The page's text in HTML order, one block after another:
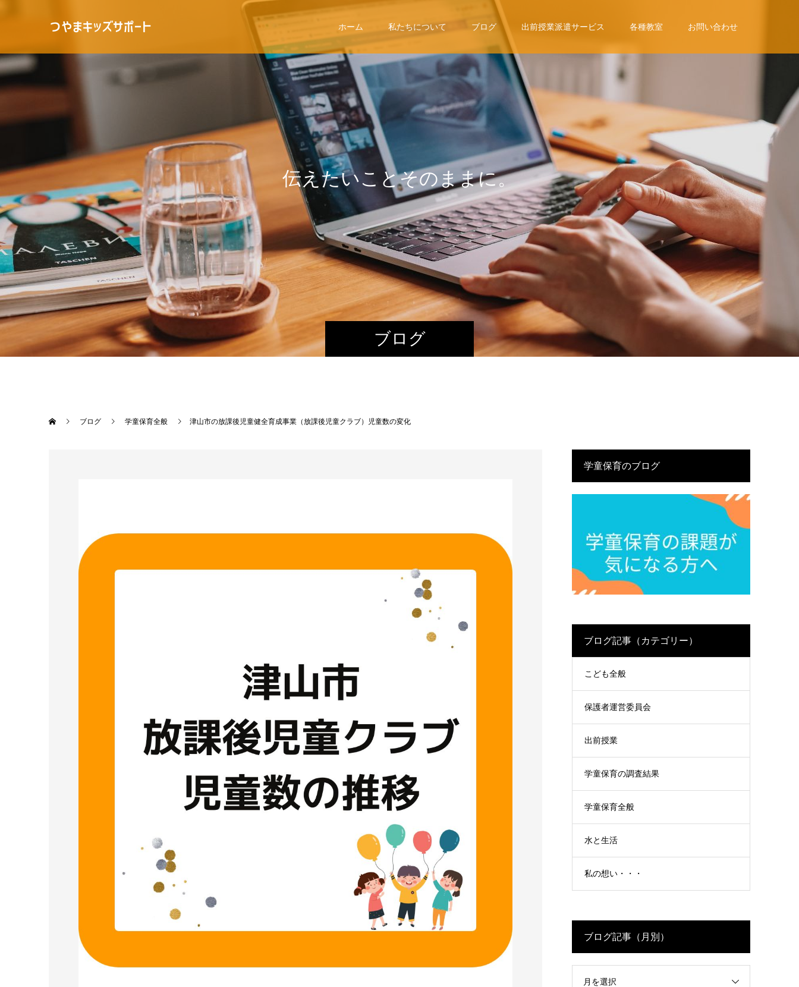
ホーム 私たちについて ブログ 出前授業派遣サービス 各種教室 お問い合わせ
ブログ
伝えたいこ とその ままに。
ブログ 学童保育全般 津山市の放課後児童健全育成事業（放課後児童クラブ）児童数の変化
学童保育のブログ
ブログ記事（カテゴリー）
こども全般
保護者運営委員会
出前授業
学童保育の調査結果
学童保育全般
水と生活
私の想い・・・
ブログ記事（月別）
月を選択